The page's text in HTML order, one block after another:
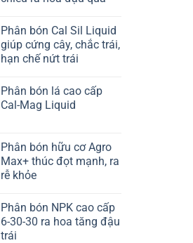
Phân bón Cal Sil Liquid
giúp cứng cây, chắc trái,
hạn chế nứt trái
Liên hệ ngay
Phân bón lá cao cấp
Cal-Mag Liquid
Liên hệ ngay
Phân bón hữu cơ Agro
Max+ thúc đọt mạnh, ra
rễ khỏe
Phân bón NPK cao cấp
6-30-30 ra hoa tăng đậu
trái